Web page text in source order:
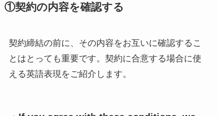
①契約の内容を確認する
契約締結の前に、その内容をお互いに確認するこ
とはとっても重要です。契約に合意する場合に使
える英語表現をご紹介します。